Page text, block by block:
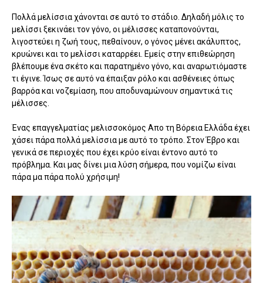
Πολλά μελίσσια χάνονται σε αυτό το στάδιο. Δηλαδή μόλις το
μελίσσι ξεκινάει τον γόνο, οι μέλισσες καταπονούνται,
λιγοστεύει η ζωή τους, πεθαίνουν, ο γόνος μένει ακάλυπτος,
κρυώνει και το μελίσσι καταρρέει. Εμείς στην επιθεώρηση
βλέπουμε ένα σκέτο και παρατημένο γόνο, και αναρωτιόμαστε
τι έγινε. Ίσως σε αυτό να έπαιξαν ρόλο και ασθένειες όπως
βαρρόα και νοζεμίαση, που αποδυναμώνουν σημαντικά τις
μέλισσες.
Ένας επαγγελματίας μελισσοκόμος Απο τη Βόρεια Ελλάδα έχει
χάσει πάρα πολλά μελίσσια με αυτό το τρόπο. Στον Έβρο και
γενικά σε περιοχές που έχει κρύο είναι έντονο αυτό το
πρόβλημα. Και μας δίνει μια λύση σήμερα, που νομίζω είναι
πάρα μα πάρα πολύ χρήσιμη!